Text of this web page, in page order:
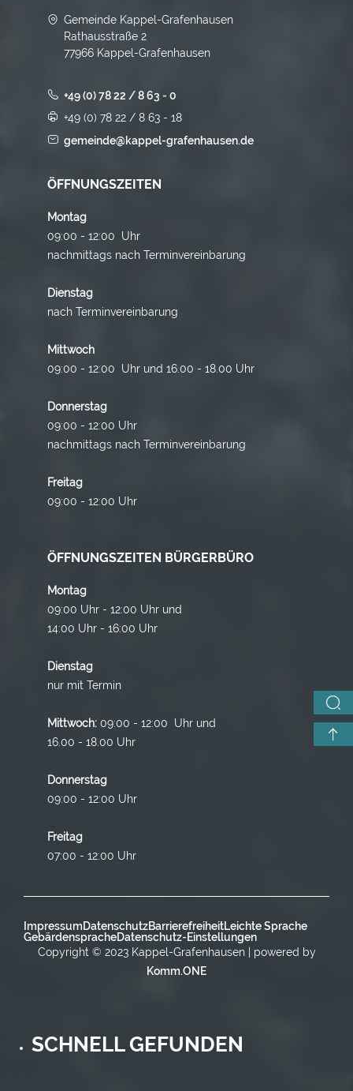
Gemeinde Kappel-Grafenhausen
Rathausstraße 2
77966 Kappel-Grafenhausen
+49 (0) 78 22 / 8 63 - 0
+49 (0) 78 22 / 8 63 - 18
gemeinde@kappel-grafenhausen.de
ÖFFNUNGSZEITEN
Montag
09:00 - 12:00 Uhr
nachmittags nach Terminvereinbarung
Dienstag
nach Terminvereinbarung
Mittwoch
09:00 - 12:00 Uhr und 16.00 - 18.00 Uhr
Donnerstag
09:00 - 12:00 Uhr
nachmittags nach Terminvereinbarung
Freitag
09:00 - 12:00 Uhr
ÖFFNUNGSZEITEN BÜRGERBÜRO
Montag
09:00 Uhr - 12:00 Uhr und
14:00 Uhr - 16:00 Uhr
Dienstag
nur mit Termin
Mittwoch: 09:00 - 12:00 Uhr und
16.00 - 18.00 Uhr
Donnerstag
09:00 - 12:00 Uhr
Freitag
07:00 - 12:00 Uhr
ImpressumDatenschutzBarrierefreiheitLeichte Sprache
GebärdenspracheDatenschutz-Einstellungen
Copyright © 2023 Kappel-Grafenhausen | powered by
Komm.ONE
SCHNELL GEFUNDEN